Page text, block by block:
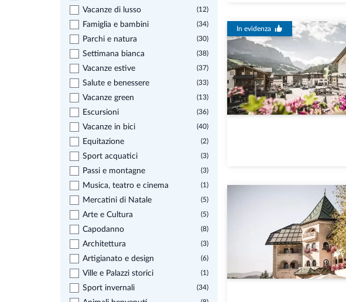
Vacanze di lusso (12)
Famiglia e bambini (34)
Parchi e natura (30)
Settimana bianca (38)
Vacanze estive (37)
Salute e benessere (33)
Vacanze green (13)
Escursioni (36)
Vacanze in bici (40)
Equitazione (2)
Sport acquatici (3)
Passi e montagne (3)
Musica, teatro e cinema (1)
Mercatini di Natale (5)
Arte e Cultura (5)
Capodanno (8)
Architettura (3)
Artigianato e design (6)
Ville e Palazzi storici (1)
Sport invernali (34)
In evidenza